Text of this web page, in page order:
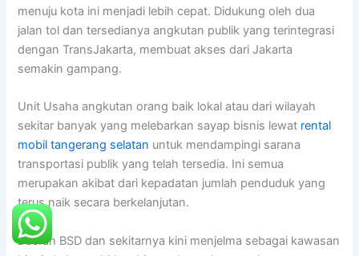
menuju kota ini menjadi lebih cepat. Didukung oleh dua
jalan tol dan tersedianya angkutan publik yang terintegrasi
dengan TransJakarta, membuat akses dari Jakarta
semakin gampang.
Unit Usaha angkutan orang baik lokal atau dari wilayah
sekitar banyak yang melebarkan sayap bisnis lewat rental
mobil tangerang selatan untuk mendampingi sarana
transportasi publik yang telah tersedia. Ini semua
merupakan akibat dari kepadatan jumlah penduduk yang
terus naik secara berkelanjutan.
Daerah BSD dan sekitarnya kini menjelma sebagai kawasan